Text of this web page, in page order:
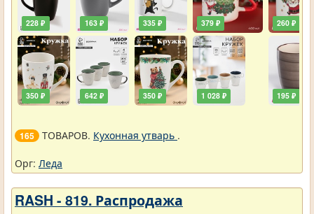
228 ₽
350 ₽
163 ₽
642 ₽
335 ₽
350 ₽
379 ₽
1 028 ₽
260 ₽
195 ₽
165 ТОВАРОВ. Кухонная утварь .
Орг: Леда
RASH - 819. Распродажа